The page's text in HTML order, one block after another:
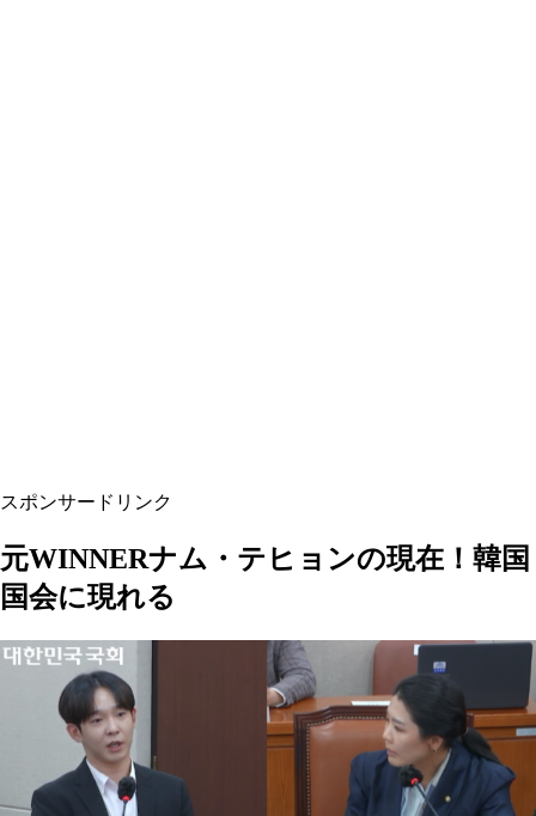
スポンサードリンク
元WINNERナム・テヒョンの現在！韓国
国会に現れる